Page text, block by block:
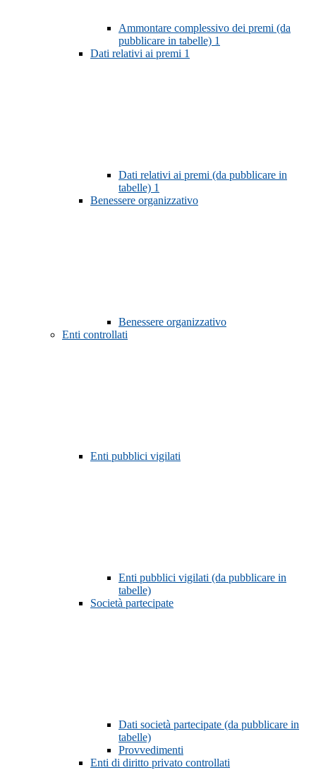
Ammontare complessivo dei premi (da
pubblicare in tabelle) 1
Dati relativi ai premi 1
Dati relativi ai premi (da pubblicare in
tabelle) 1
Benessere organizzativo
Benessere organizzativo
Enti controllati
Enti pubblici vigilati
Enti pubblici vigilati (da pubblicare in
tabelle)
Società partecipate
Dati società partecipate (da pubblicare in
tabelle)
Provvedimenti
Enti di diritto privato controllati